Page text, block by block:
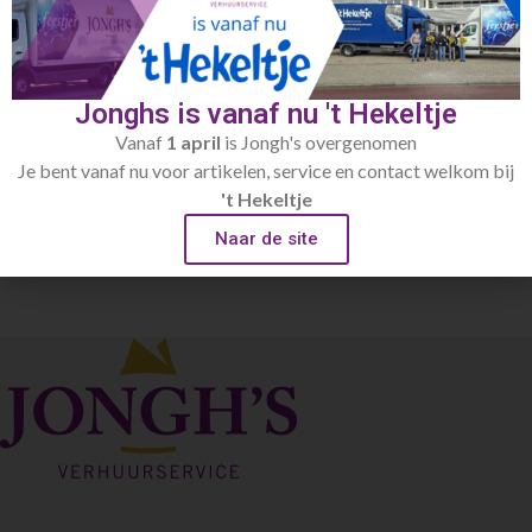
Artikelnummer:203.6
Categorie: Amuse
Jonghs is vanaf nu 't Hekeltje
Vanaf 1 april is Jongh's overgenomen
Je bent vanaf nu voor artikelen, service en contact welkom bij
't Hekeltje
Naar de site